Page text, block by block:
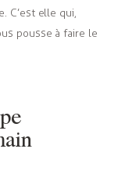
C’est elle qui,
pousse à faire le